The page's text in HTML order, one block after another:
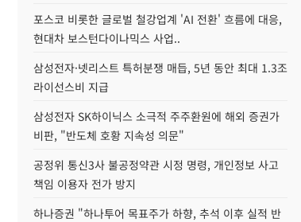
포스코 비롯한 글로벌 철강업계 'AI 전환' 흐름에 대응,
현대차 보스턴다이나믹스 사업..
삼성전자·넷리스트 특허분쟁 매듭, 5년 동안 최대 1.3조
라이선스비 지급
삼성전자 SK하이닉스 소극적 주주환원에 해외 증권가
비판, "반도체 호황 지속성 의문"
공정위 통신3사 불공정약관 시정 명령, 개인정보 사고
책임 이용자 전가 방지
하나증권 "하나투어 목표주가 하향, 추석 이후 실적 반